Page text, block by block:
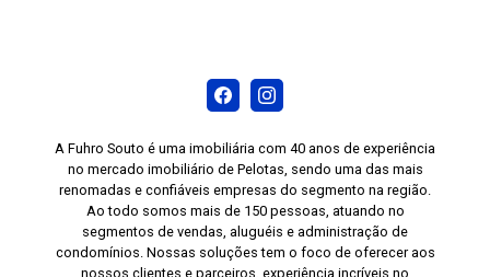
A Fuhro Souto é uma imobiliária com 40 anos de experiência
no mercado imobiliário de Pelotas, sendo uma das mais
renomadas e confiáveis empresas do segmento na região.
Ao todo somos mais de 150 pessoas, atuando no
segmentos de vendas, aluguéis e administração de
condomínios. Nossas soluções tem o foco de oferecer aos
nossos clientes e parceiros, experiência incríveis no